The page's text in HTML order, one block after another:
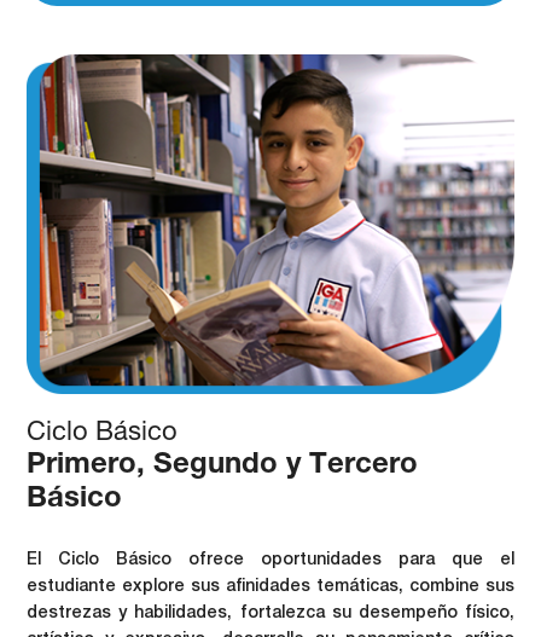
Ciclo Básico
Primero, Segundo y Tercero
Básico
El Ciclo Básico ofrece oportunidades para que el
estudiante explore sus afinidades temáticas, combine sus
destrezas y habilidades, fortalezca su desempeño físico,